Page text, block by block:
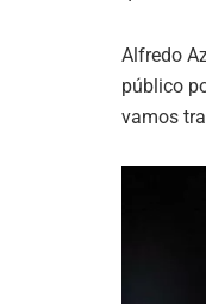
Alfredo
público
vamos